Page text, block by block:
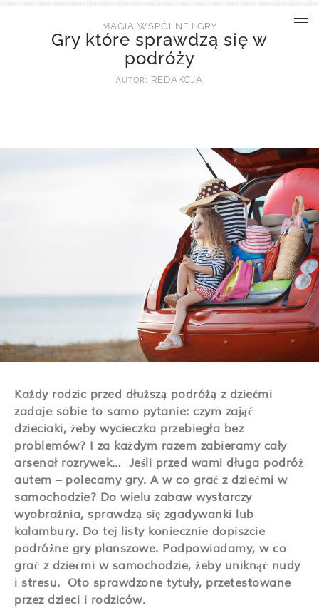
MAGIA WSPÓLNEJ GRY
Gry które sprawdzą się w
podróży
AUTOR: REDAKCJA
Każdy rodzic przed dłuższą podróżą z dziećmi
zadaje sobie to samo pytanie: czym zająć
dzieciaki, żeby wycieczka przebiegła bez
problemów? I za każdym razem zabieramy cały
arsenał rozrywek… Jeśli przed wami długa podróż
autem – polecamy gry. A w co grać z dziećmi w
samochodzie? Do wielu zabaw wystarczy
wyobraźnia, sprawdzą się zgadywanki lub
kalambury. Do tej listy koniecznie dopiszcie
podróżne gry planszowe. Podpowiadamy, w co
grać z dziećmi w samochodzie, żeby uniknąć nudy
i stresu. Oto sprawdzone tytuły, przetestowane
przez dzieci i rodziców.